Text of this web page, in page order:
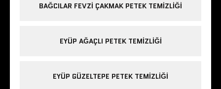
BAĞCILAR FEVZI ÇAKMAK PETEK TEMIZLIĞI
EYÜP AĞAÇLI PETEK TEMIZLIĞI
EYÜP GÜZELTEPE PETEK TEMIZLIĞI